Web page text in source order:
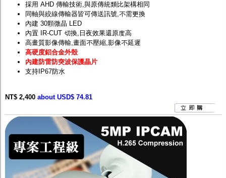
採用 AHD 傳輸技術,與原傳統類比架構相同
同軸與絞線傳輸器皆可傳送訊號,不需更換
內建 30顆微晶 LED
內置 IR-CUT 切換,日夜效果還原度高
高畫質影像傳輸,畫面不壓縮,影像不延遲
高硬度鋁合金外殼
內建防雷防突波保護晶片
支持IP67防水
NT$ 2,400 about USD$ 74.81